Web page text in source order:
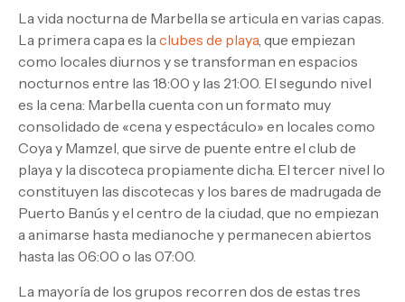
La vida nocturna de Marbella se articula en varias capas.
La primera capa es laclubes de playa, que empiezan
como locales diurnos y se transforman en espacios
nocturnos entre las 18:00 y las 21:00. El segundo nivel
es la cena: Marbella cuenta con un formato muy
consolidado de «cena y espectáculo» en locales como
Coya y Mamzel, que sirve de puente entre el club de
playa y la discoteca propiamente dicha. El tercer nivel lo
constituyen las discotecas y los bares de madrugada de
Puerto Banús y el centro de la ciudad, que no empiezan
a animarse hasta medianoche y permanecen abiertos
hasta las 06:00 o las 07:00.
La mayoría de los grupos recorren dos de estas tres